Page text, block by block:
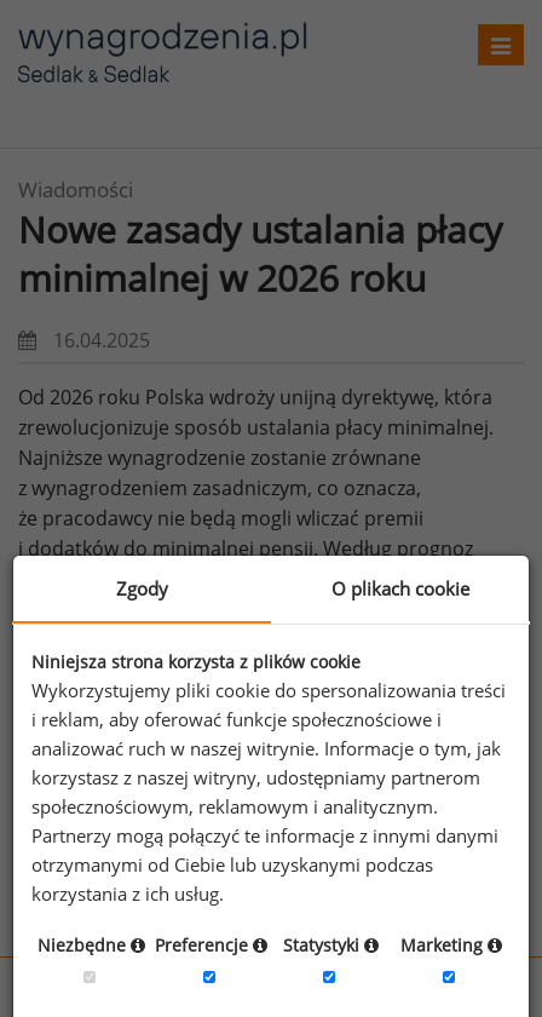
Wiadomości
Nowe zasady ustalania płacy
minimalnej w 2026 roku
16.04.2025
Od 2026 roku Polska wdroży unijną dyrektywę, która
zrewolucjonizuje sposób ustalania płacy minimalnej.
Najniższe wynagrodzenie zostanie zrównane
z wynagrodzeniem zasadniczym, co oznacza,
że pracodawcy nie będą mogli wliczać premii
i dodatków do minimalnej pensji. Według prognoz
w 2026 roku płaca minimalna wyniesie około 5070
PLN brutto. Wprowadzane zmiany wpłyną także
nieprzestrzegających nowych przepisów.
źródło: www.infor.pl
Zobacz więcej wiadomości
Zobacz więcej
ciekawostek
Zgody O plikach cookie
Niniejsza strona korzysta z plików cookie
Wykorzystujemy pliki cookie do spersonalizowania treści
i reklam, aby oferować funkcje społecznościowe i
analizować ruch w naszej witrynie. Informacje o tym, jak
korzystasz z naszej witryny, udostępniamy partnerom
społecznościowym, reklamowym i analitycznym.
Partnerzy mogą połączyć te informacje z innymi danymi
otrzymanymi od Ciebie lub uzyskanymi podczas
korzystania z ich usług.
Niezbędne Preferencje Statystyki Marketing